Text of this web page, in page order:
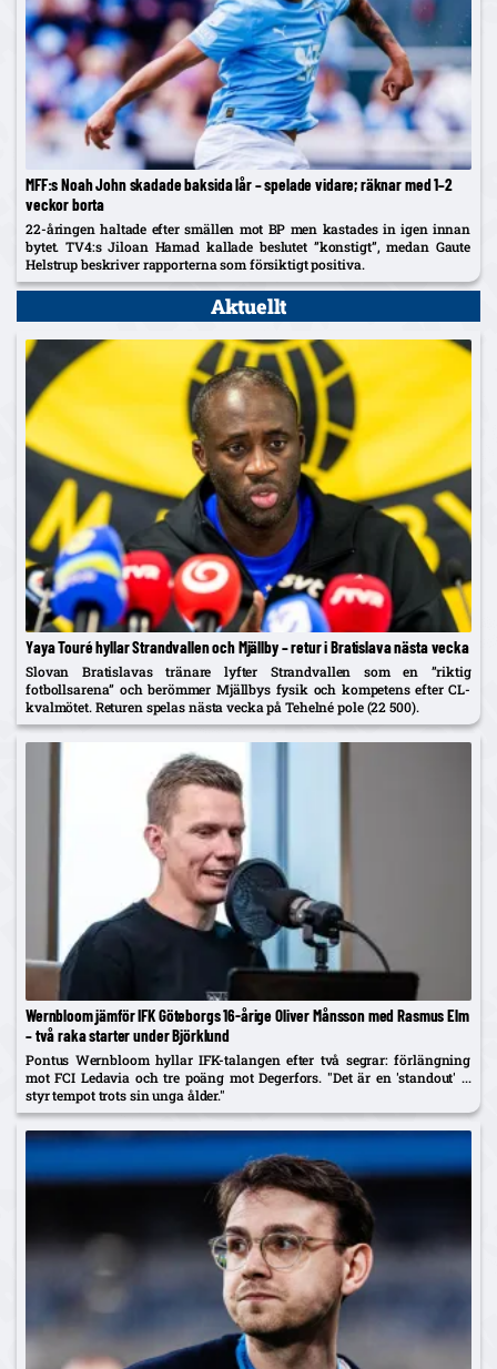
MFF:s Noah John skadade baksida lår – spelade vidare; räknar med 1–2
veckor borta
22-åringen haltade efter smällen mot BP men kastades in igen innan
bytet. TV4:s Jiloan Hamad kallade beslutet ”konstigt”, medan Gaute
Helstrup beskriver rapporterna som försiktigt positiva.
Aktuellt
Yaya Touré hyllar Strandvallen och Mjällby – retur i Bratislava nästa vecka
Slovan Bratislavas tränare lyfter Strandvallen som en ”riktig
fotbollsarena” och berömmer Mjällbys fysik och kompetens efter CL-
kvalmötet. Returen spelas nästa vecka på Tehelné pole (22 500).
Wernbloom jämför IFK Göteborgs 16-årige Oliver Månsson med Rasmus Elm
– två raka starter under Björklund
Pontus Wernbloom hyllar IFK-talangen efter två segrar: förlängning
mot FCI Ledavia och tre poäng mot Degerfors. "Det är en 'standout' ...
styr tempot trots sin unga ålder."